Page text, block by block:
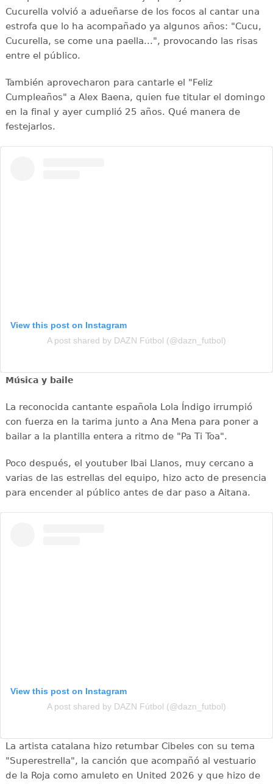
Cucurella volvió a adueñarse de los focos al cantar una
estrofa que lo ha acompañado ya algunos años: "Cucu,
Cucurella, se come una paella...", provocando las risas
entre el público.
También aprovecharon para cantarle el "Feliz
Cumpleaños" a Alex Baena, quien fue titular el domingo
en la final y ayer cumplió 25 años. Qué manera de
festejarlos.
View this post on Instagram
A post shared by DAZN Fútbol (@dazn_futbol)
Música y baile
La reconocida cantante española Lola Índigo irrumpió
con fuerza en la tarima junto a Ana Mena para poner a
bailar a la plantilla entera a ritmo de "Pa Ti Toa".
Poco después, el youtuber Ibai Llanos, muy cercano a
varias de las estrellas del equipo, hizo acto de presencia
para encender al público antes de dar paso a Aitana.
View this post on Instagram
A post shared by DAZN Fútbol (@dazn_futbol)
La artista catalana hizo retumbar Cibeles con su tema
"Superestrella", la canción que acompañó al vestuario
de la Roja como amuleto en United 2026 y que hizo de